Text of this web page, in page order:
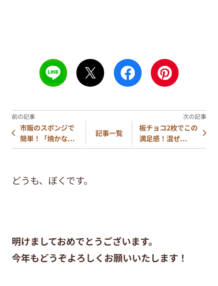
市販のスポンジで
簡単！「焼かな...
記事一覧
板チョコ2枚でこの
満足感！混ぜ...
どうも、ぼくです。
明けましておめでとうございます。
今年もどうぞよろしくお願いいたします！